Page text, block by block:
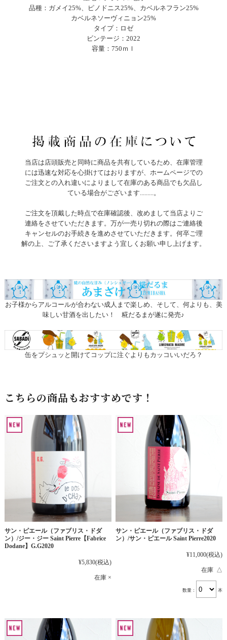
品種：ガメイ25%、ピノドニス25%、カベルネフラン25%
カベルネソーヴィニョン25%
タイプ：ロゼ
ビンテージ：2022
容量：750ｍｌ
当店は店頭販売と同時に商品を共有しているため、在庫管理
には迅速な対応を心掛けてはおりますが、ホームページでの
ご注文との入れ違いによりまして在庫のある商品でも欠品し
ている場合がございます.........。
ご注文を頂戴した時点で在庫確認後、改めまして当店よりご
連絡をさせていただきます。万が一売り切れの際はご連絡後
キャンセルのお手続きを進めさせていただきます。何卒ご理
解の上、ご了承くださいますよう宜しくお願い申し上げます。
お子様からアルコールが合わない成人まで楽しめ、そして、何よりも、美
味しい甘酒を出したい！ 糀だるまが遂に発売♪
缶をプシュッと開けてコップに注ぐよりもカッコいいだろ？
こちらの商品もおすすめです！
サン・ピエール（ファブリス・ドダ
ン）/ジー・ジー Saint Pierre【Fabrice
Dodane】G.G2020
¥5,830(税込)
在庫 ×
サン・ピエール（ファブリス・ドダ
ン）/サン・ピエール Saint Pierre2020
¥11,000(税込)
在庫 △
数量： 本